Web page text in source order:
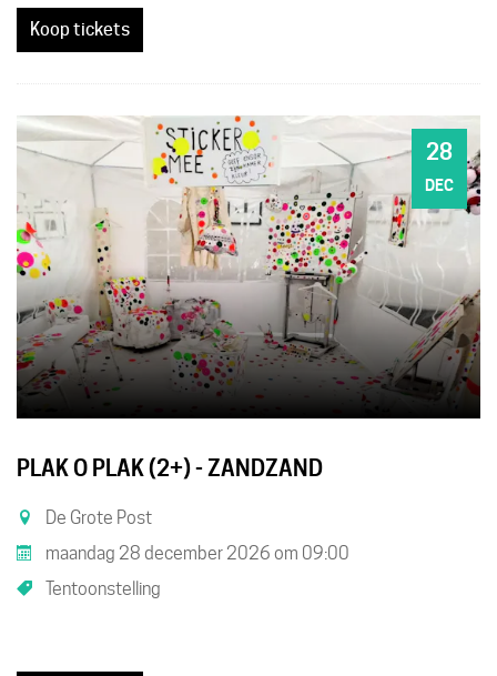
Koop tickets
MA
28
DEC
PLAK O PLAK (2+) - ZANDZAND
De Grote Post
maandag 28 december 2026 om 09:00
Tentoonstelling